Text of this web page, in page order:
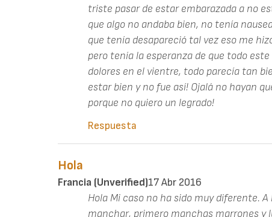
triste pasar de estar embarazada a no
que algo no andaba bien, no tenía
que tenía desapareció tal vez eso me
pero tenía la esperanza de que todo
dolores en el vientre, todo parecía tan
estar bien y no fue así! Ojalá no hayan
porque no quiero un legrado!
Respuesta
Hola
Francia (unverified)17 Abr 2016
Hola Mi caso no ha sido muy diferente.
manchar, primero manchas marrones y